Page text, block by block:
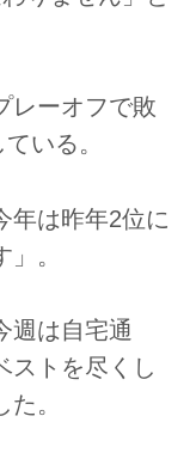
レーオフで敗
いる。
年は昨年2位に
。
週は自宅通
ストを尽くし
。